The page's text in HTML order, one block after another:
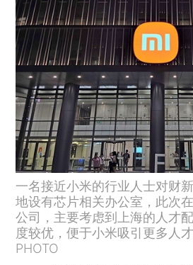
一名接近小米的行业人士对财
地设有芯片相关办公室，此次
公司，主要考虑到上海的人才
度较优，便于小米吸引更多人
PHOTO